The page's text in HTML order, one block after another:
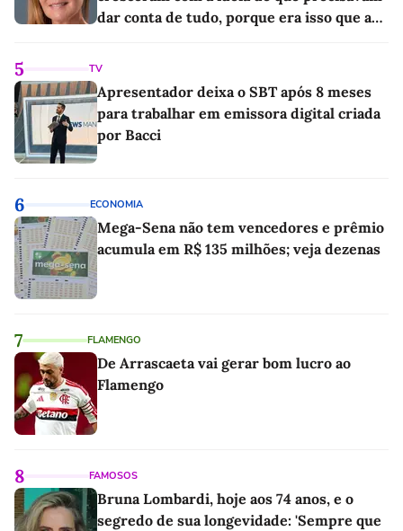
dar conta de tudo, porque era isso que a
5 TV
Apresentador deixa o SBT após 8 meses
para trabalhar em emissora digital criada
por Bacci
6 ECONOMIA
Mega-Sena não tem vencedores e prêmio
acumula em R$ 135 milhões; veja dezenas
7 FLAMENGO
De Arrascaeta vai gerar bom lucro ao
Flamengo
8 FAMOSOS
Bruna Lombardi, hoje aos 74 anos, e o
segredo de sua longevidade: 'Sempre que